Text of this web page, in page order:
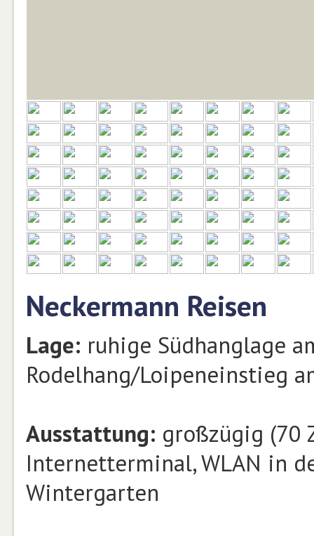
Neckermann Reisen
Lage: ruhige Südhanglage
Rodelhang/Loipeneinstieg
Ausstattung: großzügig (70
Internetterminal, WLAN in
Wintergarten